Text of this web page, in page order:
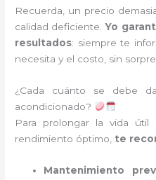
Recuerda, un precio
calidad deficiente.Yo
resultados: siempre te
necesita y el costo, sin
¿Cada cuánto se debe
acondicionado?
Para prolongar la vida
rendimiento óptimo, te
Mantenimiento